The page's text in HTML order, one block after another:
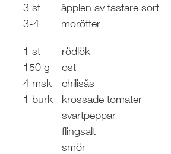
3 st
äpplen av fastare sort
3-4
morötter
1 st
rödlök
150 g
ost
4 msk
chilisås
1 burk
krossade tomater
svartpeppar
flingsalt
smör